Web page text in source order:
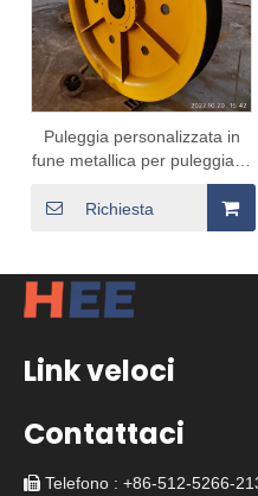
Puleggia personalizzata in
fune metallica per puleggia di
Richiesta
Link veloci
Contattaci
 Telefono : +86-512-5266-